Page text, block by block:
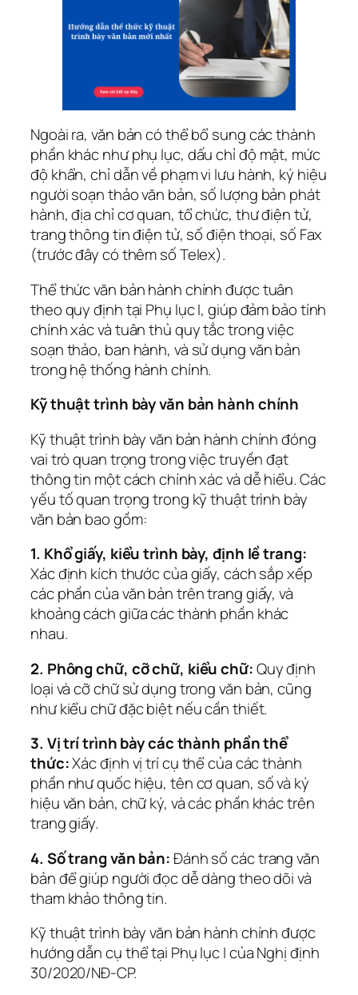
Ngoài ra, văn bản có thể bổ sung các thành
phần khác như phụ lục, dấu chỉ độ mật, mức
độ khẩn, chỉ dẫn về phạm vi lưu hành, ký hiệu
người soạn thảo văn bản, số lượng bản phát
hành, địa chỉ cơ quan, tổ chức, thư điện tử,
trang thông tin điện tử, số điện thoại, số Fax
(trước đây có thêm số Telex).
Thể thức văn bản hành chính được tuân
theo quy định tại Phụ lục I, giúp đảm bảo tính
chính xác và tuân thủ quy tắc trong việc
soạn thảo, ban hành, và sử dụng văn bản
trong hệ thống hành chính.
Kỹ thuật trình bày văn bản hành chính
Kỹ thuật trình bày văn bản hành chính đóng
vai trò quan trọng trong việc truyền đạt
thông tin một cách chính xác và dễ hiểu. Các
yếu tố quan trọng trong kỹ thuật trình bày
văn bản bao gồm:
1. Khổ giấy, kiểu trình bày, định lề trang:
Xác định kích thước của giấy, cách sắp xếp
các phần của văn bản trên trang giấy, và
khoảng cách giữa các thành phần khác
nhau.
2. Phông chữ, cỡ chữ, kiểu chữ:Quy định
loại và cỡ chữ sử dụng trong văn bản, cũng
như kiểu chữ đặc biệt nếu cần thiết.
3. Vị trí trình bày các thành phần thể
thức:Xác định vị trí cụ thể của các thành
phần như quốc hiệu, tên cơ quan, số và ký
hiệu văn bản, chữ ký, và các phần khác trên
trang giấy.
4. Số trang văn bản:Đánh số các trang văn
bản để giúp người đọc dễ dàng theo dõi và
tham khảo thông tin.
Kỹ thuật trình bày văn bản hành chính được
hướng dẫn cụ thể tại Phụ lục I của Nghị định
30/2020/NĐ-CP.